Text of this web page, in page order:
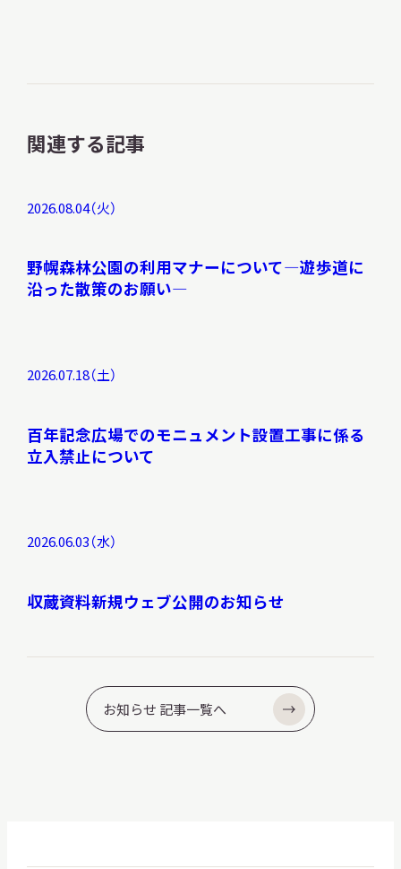
関連する記事
2026.08.04（火）
野幌森林公園の利用マナーについて―遊歩道に
沿った散策のお願い―
2026.07.18（土）
百年記念広場でのモニュメント設置工事に係る
立入禁止について
2026.06.03（水）
収蔵資料新規ウェブ公開のお知らせ
お知らせ 記事一覧へ